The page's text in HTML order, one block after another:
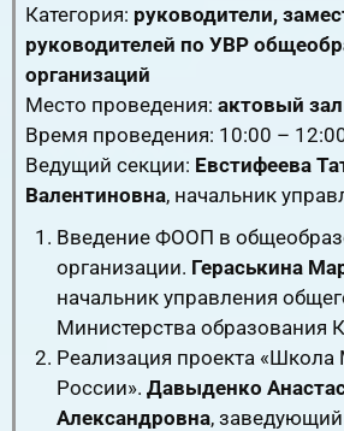
Категория: руководители,
руководителей по УВР
организаций
Место проведения: актовый зал
Время проведения: 10:00 –
Ведущий секции: Евстифеева
Валентиновна, начальник
Введение ФООП в
организации. Гераськина
начальник управления
Министерства образования
Реализация проекта
России». Давыденко
Александровна,